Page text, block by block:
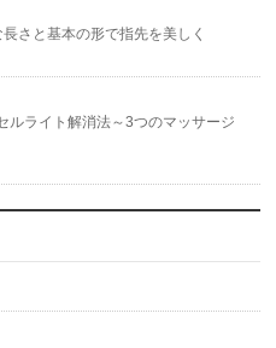
さと基本の形で指先を美しく
ルライト解消法～3つのマッサージ